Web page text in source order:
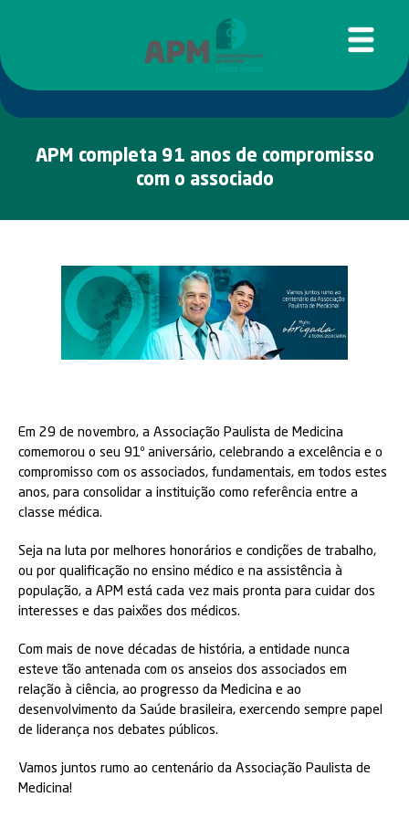
APM completa 91 anos de compromisso
com o associado
Em 29 de novembro, a Associação Paulista de Medicina
comemorou o seu 91º aniversário, celebrando a excelência e o
compromisso com os associados, fundamentais, em todos estes
anos, para consolidar a instituição como referência entre a
classe médica.
Seja na luta por melhores honorários e condições de trabalho,
ou por qualificação no ensino médico e na assistência à
população, a APM está cada vez mais pronta para cuidar dos
interesses e das paixões dos médicos.
Com mais de nove décadas de história, a entidade nunca
esteve tão antenada com os anseios dos associados em
relação à ciência, ao progresso da Medicina e ao
desenvolvimento da Saúde brasileira, exercendo sempre papel
de liderança nos debates públicos.
Vamos juntos rumo ao centenário da Associação Paulista de
Medicina!